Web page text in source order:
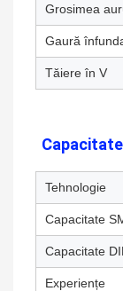
Grosimea
Gaură
Tăiere în V
Tehnologie
Capacitate
Capacitate
Experiențe